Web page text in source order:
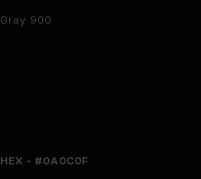
Gray 900
HEX - #0A0C0F